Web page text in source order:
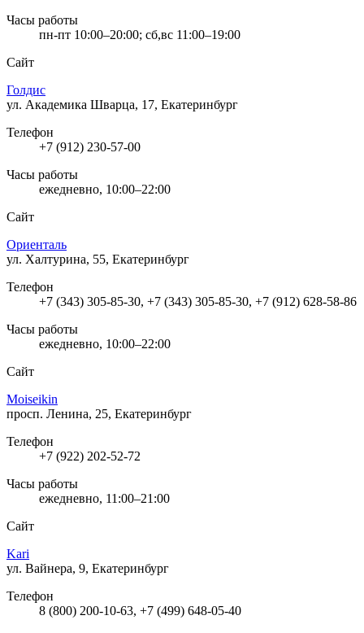
Часы работы
пн-пт 10:00–20:00; сб,вс 11:00–19:00
Сайт
Голдис
ул. Академика Шварца, 17, Екатеринбург
Телефон
+7 (912) 230-57-00
Часы работы
ежедневно, 10:00–22:00
Сайт
Ориенталь
ул. Халтурина, 55, Екатеринбург
Телефон
+7 (343) 305-85-30, +7 (343) 305-85-30, +7 (912) 628-58-86
Часы работы
ежедневно, 10:00–22:00
Сайт
Moiseikin
просп. Ленина, 25, Екатеринбург
Телефон
+7 (922) 202-52-72
Часы работы
ежедневно, 11:00–21:00
Сайт
Kari
ул. Вайнера, 9, Екатеринбург
Телефон
8 (800) 200-10-63, +7 (499) 648-05-40